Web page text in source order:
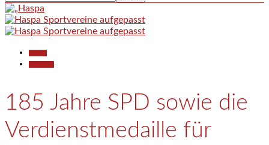
185 Jahre SPD sowie die
Verdienstmedaille für